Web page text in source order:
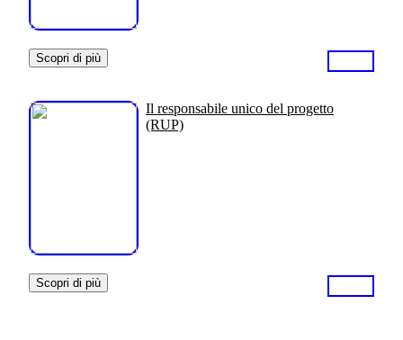
Scopri di più
Il responsabile unico del progetto
(RUP)
Scopri di più